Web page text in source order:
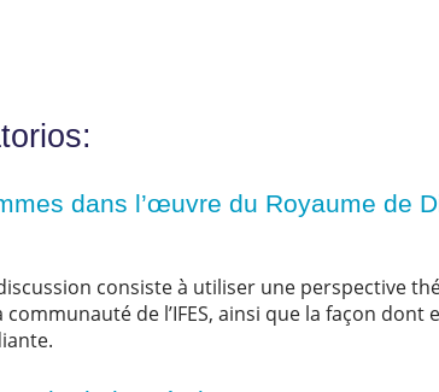
dans l’œuvre du Royaume de
consiste à utiliser une perspective
communauté de l’IFES, ainsi que la façon